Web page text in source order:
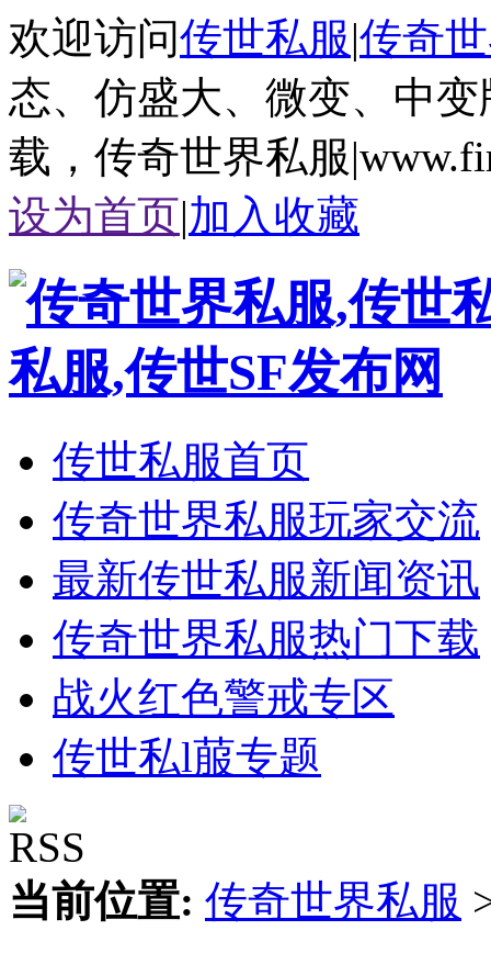
欢迎访问传世私服|传奇
态、仿盛大、微变、中
载，传奇世界私服
设为首页|加入收藏
传世私服首页
传奇世界私服玩家交流
最新传世私服新闻资讯
传奇世界私服热门下载
战火红色警戒专区
传世私l菔专题
当前位置: 传奇世界私服